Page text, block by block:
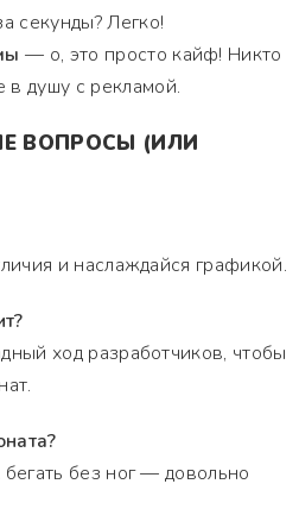
секунды? Легко!
— о, это просто кайф! Никто
в душу с рекламой.
ВОПРОСЫ (ИЛИ
и наслаждайся графикой.
ход разработчиков, чтобы
без ног — довольно